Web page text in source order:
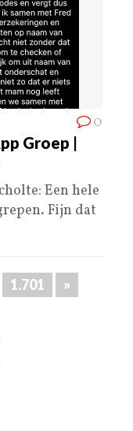
0
Groep |
Een hele
Fijn dat
1.701 »